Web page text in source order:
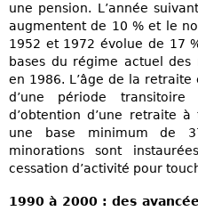
une pension. L’année
augmentent de 10 % et le
1952 et 1972 évolue de 17
bases du régime actuel
en 1986. L’âge de la
d’une période
d’obtention d’une retraite
une base minimum de
minorations sont
cessation d’activité pour
1990 à 2000 : des